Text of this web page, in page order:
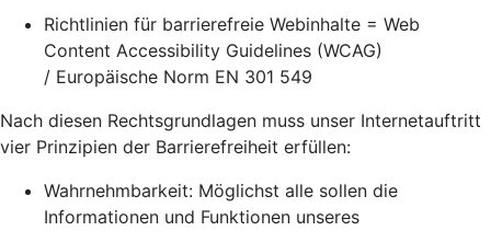
Richtlinien für barrierefreie Webinhalte = Web
Content Accessibility Guidelines (WCAG)
/ Europäische Norm EN 301 549
Nach diesen Rechtsgrundlagen muss unser Internetauftritt
vier Prinzipien der Barrierefreiheit erfüllen:
Wahrnehmbarkeit: Möglichst alle sollen die
Informationen und Funktionen unseres